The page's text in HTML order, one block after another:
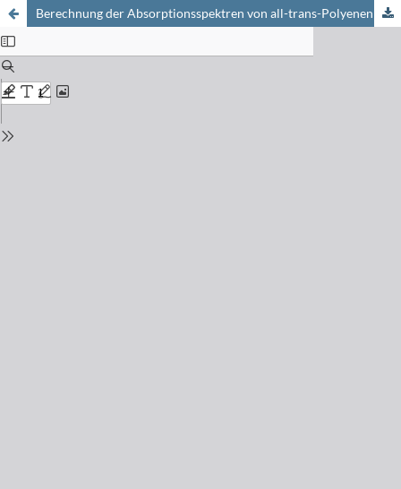
Berechnung der Absorptionsspektren von all-trans-Polyenen mittels eines «Molecules in Molecules»-Modelles